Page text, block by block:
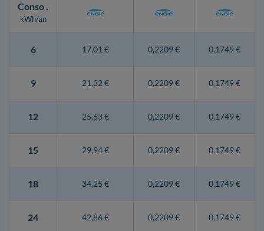
Conso.
kWh/an
6 17,01 € 0,2209 € 0,1749 €
9 21,32 € 0,2209 € 0,1749 €
12 25,63 € 0,2209 € 0,1749 €
15 29,94 € 0,2209 € 0,1749 €
18 34,25 € 0,2209 € 0,1749 €
24 42,86 € 0,2209 € 0,1749 €